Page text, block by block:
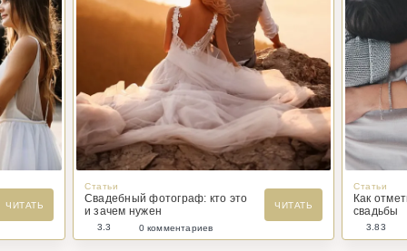
ЧИТАТЬ
Статьи
Свадебный фотограф: кто это
и зачем нужен
ЧИТАТЬ
3.3 0 комментариев
Статьи
Как
свадьбы
3.83